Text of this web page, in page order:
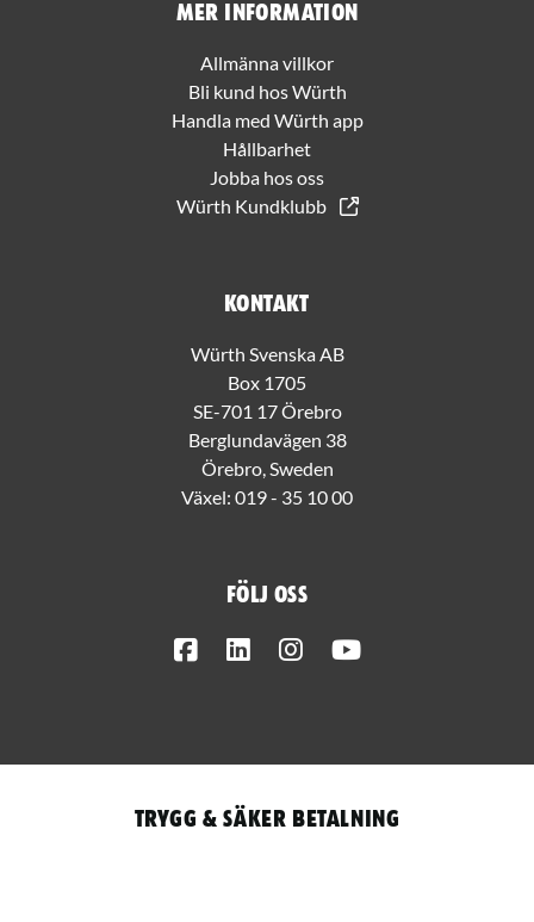
Mer information
Allmänna villkor
Bli kund hos Würth
Handla med Würth app
Hållbarhet
Jobba hos oss
Würth Kundklubb
Kontakt
Würth Svenska AB
Box 1705
SE-701 17 Örebro
Berglundavägen 38
Örebro, Sweden
Växel: 019 - 35 10 00
Följ oss
FacebookLinkedInInstagram
Trygg & säker betalning